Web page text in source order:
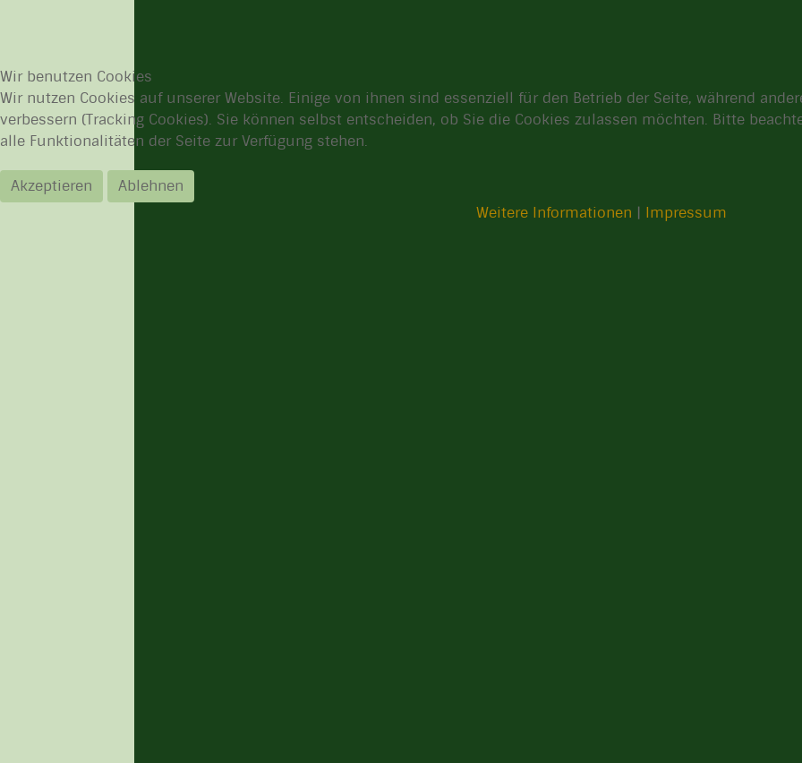
Wir benutzen Cookies
Wir nutzen Cookies auf unserer Website. Einige von ihnen sind essenziell für den Betrieb der Seite, während
verbessern (Tracking Cookies). Sie können selbst entscheiden, ob Sie die Cookies zulassen möchten. Bitte
alle Funktionalitäten der Seite zur Verfügung stehen.
Akzeptieren
Ablehnen
Weitere Informationen | Impressum